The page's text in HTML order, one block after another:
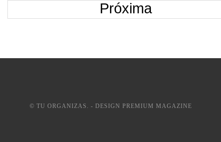
Próxima
© TU ORGANIZAS. - DESIGN PREMIUM MAGAZINE